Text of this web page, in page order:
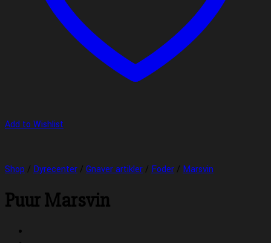
Add to Wishlist
Shop / Dyrecenter / Gnaver artikler / Foder / Marsvin
Puur Marsvin